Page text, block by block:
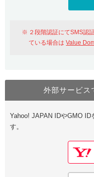
おすすめ One レンタ
Value
Google
GMO ID
Value
Google
２段階認証にてSMS認
ている場合はValue
外部サービス
Yahoo! JAPAN IDやGMO ID
す。